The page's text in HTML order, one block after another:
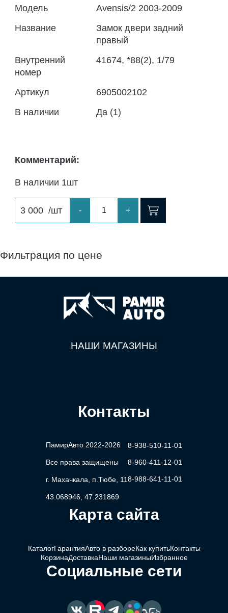
Модель
Avensis/2 2003-2009
Название
Замок двери задний
правый
Внутренний
номер
41674, *88(2), 1/79
Артикул
6905002102
В наличии
Да (1)
Комментарий:
В наличии 1шт
3 000 /шт - +
Фильтрация по цене
НАШИ МАГАЗИНЫ
Контакты
ПамирАвто 2022-2026
Все права защищены
г. Махачкала, п.Тюбе, 11
43.068946, 47.231869
8-938-510-11-01
8-960-411-12-01
8-988-641-11-01
Карта сайта
КаталогГарантияАвто в разбореКак купитьКонтакты
КорзинаДоставкаНаши магазиныИзбранное
Социальные сети